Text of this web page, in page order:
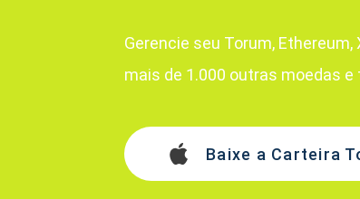
Gerencie seu Torum, Ethereum,
mais de 1.000 outras moedas e
Baixe a Carteira